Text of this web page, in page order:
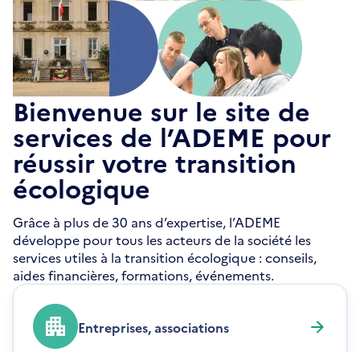
Bienvenue sur le site de
services de l’ADEME pour
réussir votre transition
écologique
Grâce à plus de 30 ans d’expertise, l’ADEME
développe pour tous les acteurs de la société les
services utiles à la transition écologique : conseils,
aides financières, formations, événements.
Entreprises, associations